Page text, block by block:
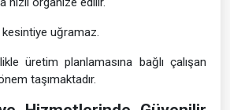
uğramaz.
üretim planlamasına bağlı çalışan
taşımaktadır.